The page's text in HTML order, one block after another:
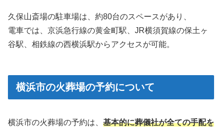
久保山斎場の駐車場は、約80台のスペースがあり、
電車では、京浜急行線の黄金町駅、JR横須賀線の保土ヶ
谷駅、相鉄線の西横浜駅からアクセスが可能。
横浜市の火葬場の予約について
横浜市の火葬場の予約は、 基本的に葬儀社が全ての手配を